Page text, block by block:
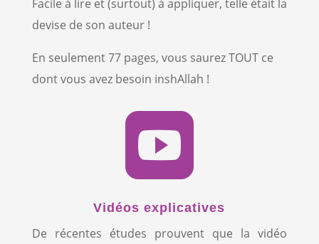
Facile à lire et (surtout) à appliquer, telle était la
devise de son auteur !
En seulement 77 pages, vous saurez TOUT ce
dont vous avez besoin inshAllah !

Vidéos explicatives
De récentes études prouvent que la vidéo